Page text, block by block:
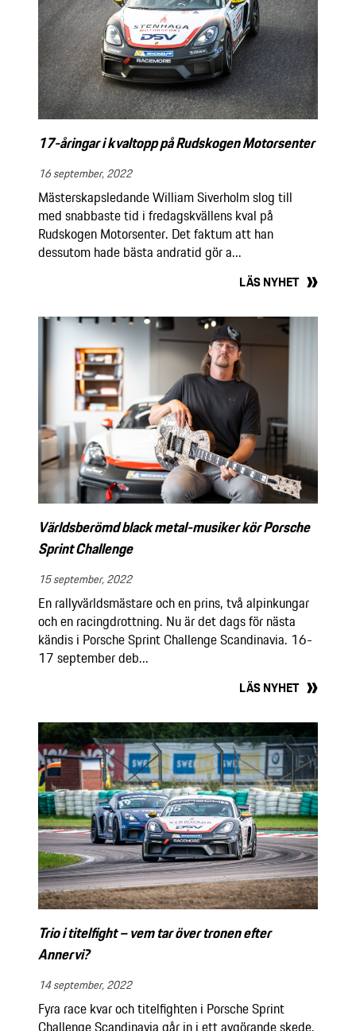
17-åringar i kvaltopp på Rudskogen Motorsenter
16 september, 2022
Mästerskapsledande William Siverholm slog till
med snabbaste tid i fredagskvällens kval på
Rudskogen Motorsenter. Det faktum att han
dessutom hade bästa andratid gör a...
LÄS NYHET
Världsberömd black metal-musiker kör Porsche
Sprint Challenge
15 september, 2022
En rallyvärldsmästare och en prins, två alpinkungar
och en racingdrottning. Nu är det dags för nästa
kändis i Porsche Sprint Challenge Scandinavia. 16-
17 september deb...
LÄS NYHET
Trio i titelfight – vem tar över tronen efter
Annervi?
14 september, 2022
Fyra race kvar och titelfighten i Porsche Sprint
Challenge Scandinavia går in i ett avgörande skede.